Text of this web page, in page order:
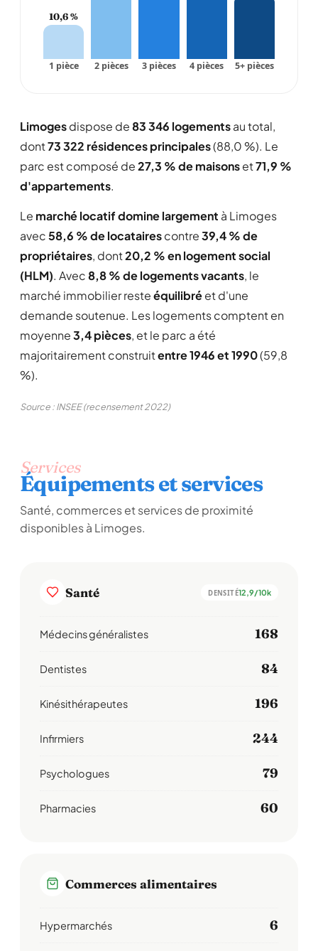
10,6 %
1 pièce 2 pièces 3 pièces 4 pièces 5+ pièces
Limogesdispose de83 346 logementsau total,
dont73 322 résidences principales(88,0 %). Le
parc est composé de27,3 % de maisonset71,9 %
d'appartements.
Le marché locatif domine largement à Limoges
avec58,6 % de locatairescontre39,4 % de
propriétaires, dont20,2 % en logement social
(HLM). Avec8,8 % de logements vacants, le
marché immobilier resteéquilibréet d'une
demande soutenue. Les logements comptent en
moyenne3,4 pièces, et le parc a été
majoritairement construitentre 1946 et 1990(59,8
%).
Source : INSEE (recensement 2022)
Services
Équipements et services
Santé, commerces et services de proximité
disponibles à Limoges.
Santé DENSITÉ12,9/10k
Médecins généralistes 168
Dentistes 84
Kinésithérapeutes 196
Infirmiers 244
Psychologues 79
Pharmacies 60
Commerces alimentaires
Hypermarchés 6